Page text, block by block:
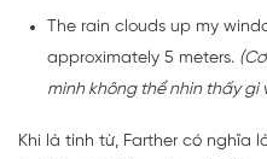
The rain clouds up my
approximately 5 meters.
mình không thể nhìn thấy gì
Khi là tính từ, Farther có nghĩa